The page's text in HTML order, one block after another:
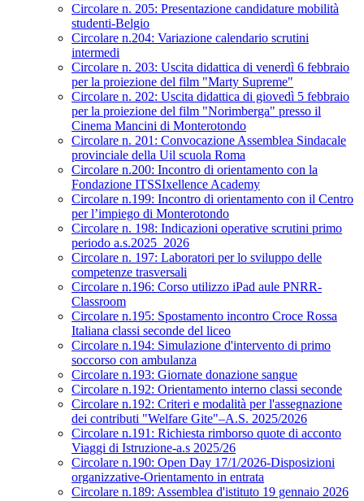
Circolare n. 205: Presentazione candidature mobilità
studenti-Belgio
Circolare n.204: Variazione calendario scrutini
intermedi
Circolare n. 203: Uscita didattica di venerdì 6 febbraio
per la proiezione del film "Marty Supreme"
Circolare n. 202: Uscita didattica di giovedì 5 febbraio
per la proiezione del film "Norimberga" presso il
Cinema Mancini di Monterotondo
Circolare n. 201: Convocazione Assemblea Sindacale
provinciale della Uil scuola Roma
Circolare n.200: Incontro di orientamento con la
Fondazione ITSSIxellence Academy
Circolare n.199: Incontro di orientamento con il Centro
per l’impiego di Monterotondo
Circolare n. 198: Indicazioni operative scrutini primo
periodo a.s.2025_2026
Circolare n. 197: Laboratori per lo sviluppo delle
competenze trasversali
Circolare n.196: Corso utilizzo iPad aule PNRR-
Classroom
Circolare n.195: Spostamento incontro Croce Rossa
Italiana classi seconde del liceo
Circolare n.194: Simulazione d'intervento di primo
soccorso con ambulanza
Circolare n.193: Giornate donazione sangue
Circolare n.192: Orientamento interno classi seconde
Circolare n.192: Criteri e modalità per l'assegnazione
dei contributi "Welfare Gite"–A.S. 2025/2026
Circolare n.191: Richiesta rimborso quote di acconto
Viaggi di Istruzione-a.s 2025/26
Circolare n.190: Open Day 17/1/2026-Disposizioni
organizzative-Orientamento in entrata
Circolare n.189: Assemblea d'istituto 19 gennaio 2026